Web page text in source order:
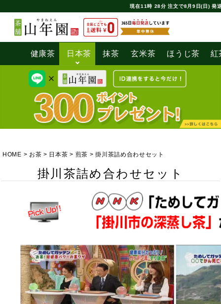
現在11時 28分 注文で8月9日(日) 発
健康茶 日本茶 抹茶 玄米茶 ほうじ茶 紅
HOME お茶 日本茶 煎茶 掛川茶詰め合わせセット
掛川茶詰め合わせセット